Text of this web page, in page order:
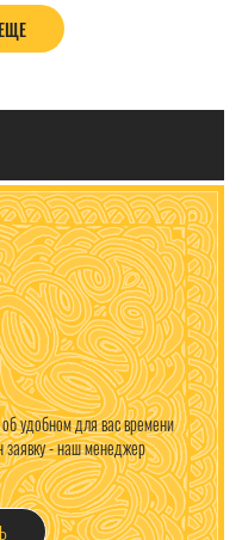
удобном для вас времени
заявку - наш менеджер